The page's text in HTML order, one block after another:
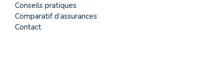
Conseils pratiques
Comparatif d’assurances
Contact